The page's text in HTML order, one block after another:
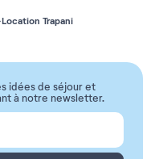
Location Trapani
idées de séjour et
à notre newsletter.